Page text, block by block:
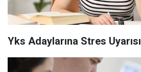
Yks Adaylarına Stres Uyarısı